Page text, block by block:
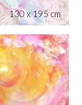
130 x 195 cm